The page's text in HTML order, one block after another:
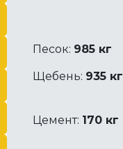
Песок: 985 кг
Щебень: 935 кг
Цемент: 170 кг